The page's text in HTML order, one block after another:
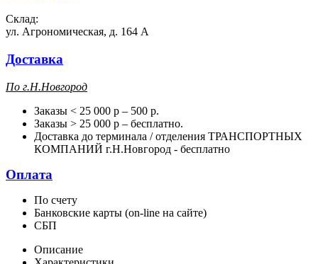
Склад:
ул. Агрономическая, д. 164 А
Доставка
По г.Н.Новгород
Заказы < 25 000 р – 500 р.
Заказы > 25 000 р – бесплатно.
Доставка до терминала / отделения ТРАНСПОРТНЫХ
КОМПАНИЙ г.Н.Новгород - бесплатно
Оплата
По счету
Банковские карты (on-line на сайте)
СБП
Описание